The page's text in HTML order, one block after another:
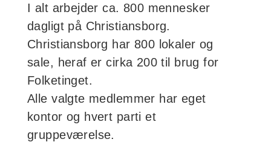
I alt arbejder ca. 800 mennesker
dagligt på Christiansborg.
Christiansborg har 800 lokaler og
sale, heraf er cirka 200 til brug for
Folketinget.
Alle valgte medlemmer har eget
kontor og hvert parti et
gruppeværelse.